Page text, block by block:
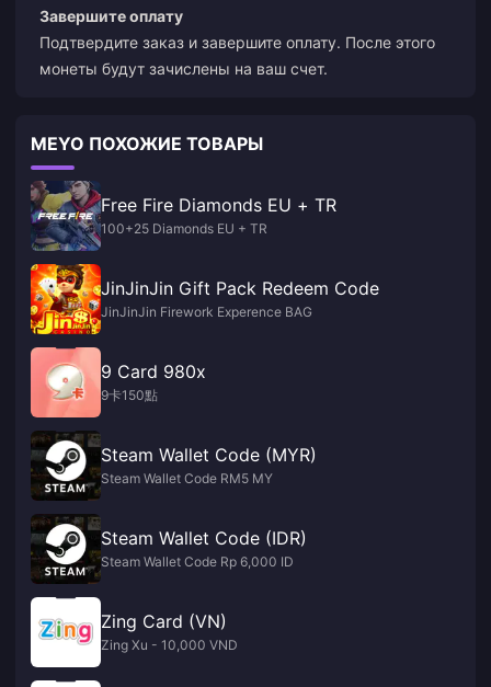
Завершите оплату
Подтвердите заказ и завершите оплату. После этого
монеты будут зачислены на ваш счет.
MEYO ПОХОЖИЕ ТОВАРЫ
Free Fire Diamonds EU + TR
100+25 Diamonds EU + TR
JinJinJin Gift Pack Redeem Code
JinJinJin Firework Experence BAG
9 Card 980x
9卡150點
Steam Wallet Code (MYR)
Steam Wallet Code RM5 MY
Steam Wallet Code (IDR)
Steam Wallet Code Rp 6,000 ID
Zing Card (VN)
Zing Xu - 10,000 VND